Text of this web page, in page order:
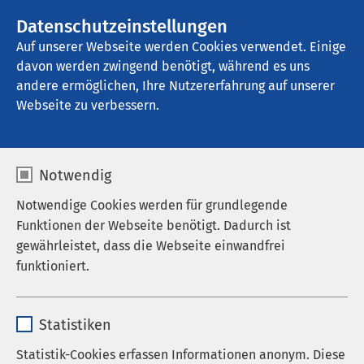
Datenschutzeinstellungen
Auf unserer Webseite werden Cookies verwendet. Einige
davon werden zwingend benötigt, während es uns
andere ermöglichen, Ihre Nutzererfahrung auf unserer
Webseite zu verbessern.
Notwendig
Notwendige Cookies werden für grundlegende
Funktionen der Webseite benötigt. Dadurch ist
gewährleistet, dass die Webseite einwandfrei
funktioniert.
Anbieter sgalinski
Statistiken
Statistik-Cookies erfassen Informationen anonym. Diese
AMEOS Hanse Klinikum Anklam
Qualitätsmanagement
Qualität bedeutet..
im Hinblick auf die medizinische, therapeutische
und pflegerische Betreuung und Versorgung der